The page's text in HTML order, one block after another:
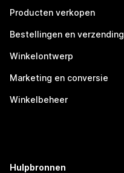
Producten verkopen
Bestellingen en verzending
Winkelontwerp
Marketing en conversie
Winkelbeheer
Hulpbronnen